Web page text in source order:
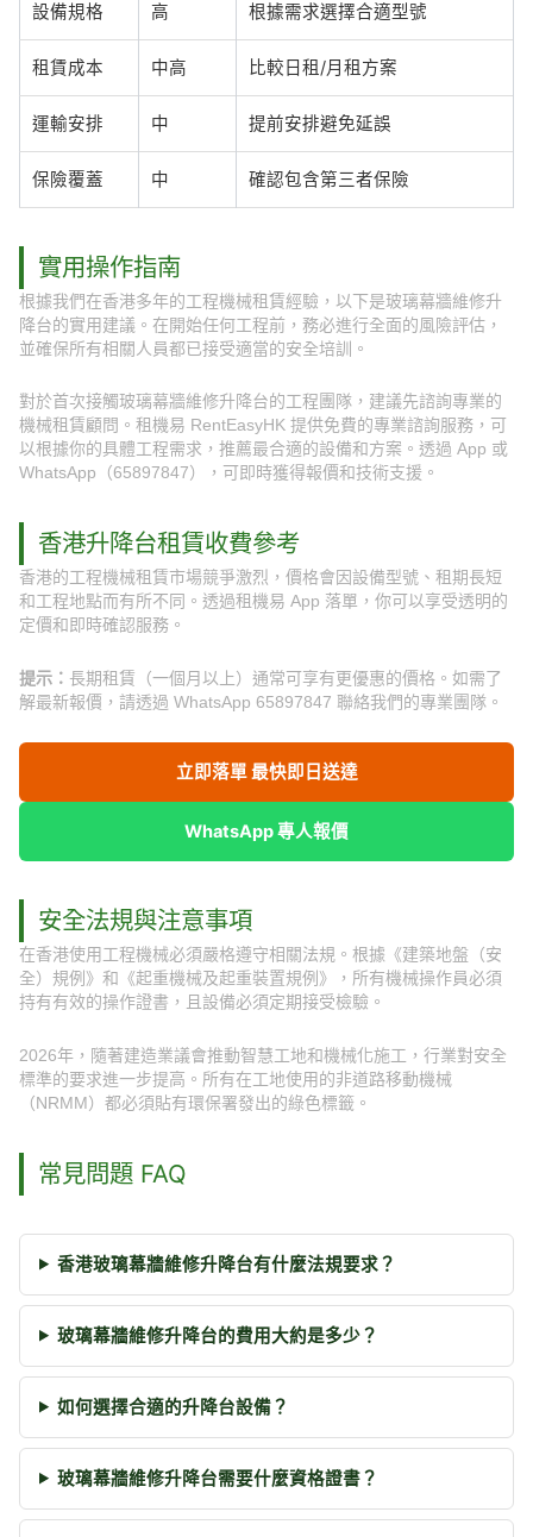
設備規格 高 根據需求選擇合適型號
租賃成本 中高 比較日租/月租方案
運輸安排 中 提前安排避免延誤
保險覆蓋 中 確認包含第三者保險
實用操作指南
根據我們在香港多年的工程機械租賃經驗，以下是玻璃幕牆維修升
降台的實用建議。在開始任何工程前，務必進行全面的風險評估，
並確保所有相關人員都已接受適當的安全培訓。
對於首次接觸玻璃幕牆維修升降台的工程團隊，建議先諮詢專業的
機械租賃顧問。租機易 RentEasyHK 提供免費的專業諮詢服務，可
以根據你的具體工程需求，推薦最合適的設備和方案。透過 App 或
WhatsApp（65897847），可即時獲得報價和技術支援。
香港升降台租賃收費參考
香港的工程機械租賃市場競爭激烈，價格會因設備型號、租期長短
和工程地點而有所不同。透過租機易 App 落單，你可以享受透明的
定價和即時確認服務。
提示： 長期租賃（一個月以上）通常可享有更優惠的價格。如需了
解最新報價，請透過 WhatsApp 65897847 聯絡我們的專業團隊。
立即落單 最快即日送達
WhatsApp 專人報價
安全法規與注意事項
在香港使用工程機械必須嚴格遵守相關法規。根據《建築地盤（安
全）規例》和《起重機械及起重裝置規例》，所有機械操作員必須
持有有效的操作證書，且設備必須定期接受檢驗。
2026年，隨著建造業議會推動智慧工地和機械化施工，行業對安全
標準的要求進一步提高。所有在工地使用的非道路移動機械
（NRMM）都必須貼有環保署發出的綠色標籤。
常見問題 FAQ
香港玻璃幕牆維修升降台有什麼法規要求？
玻璃幕牆維修升降台的費用大約是多少？
如何選擇合適的升降台設備？
玻璃幕牆維修升降台需要什麼資格證書？